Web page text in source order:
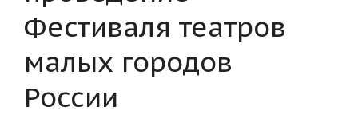
Фестиваля театров
малых городов
России